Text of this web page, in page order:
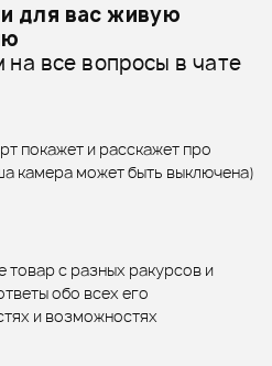
65 ₽
для вас живую
все вопросы в чате
покажет и расскажет про
камера может быть выключена)
товар с разных ракурсов и
обо всех его
и возможностях